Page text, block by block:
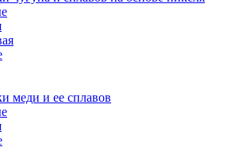
меди и ее сплавов